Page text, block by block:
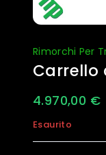
Rimorchi Per
Carrello
4.970,00 €
Esaurito